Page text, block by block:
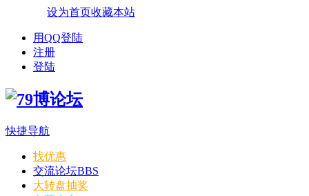
设为首页收藏本站
用QQ登陆
注册
登陆
快捷导航
找优惠
交流论坛BBS
大转盘抽奖